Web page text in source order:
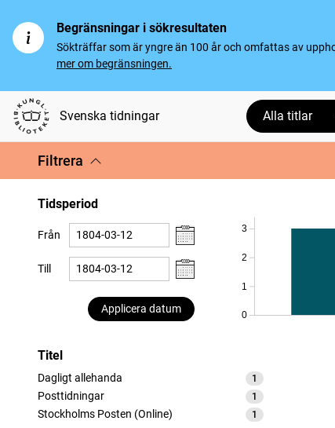
Begränsningar i sökresultaten
Sökträffar som är yngre än 100 år och omfattas av
mer om begränsningen.
Svenska tidningar Alla titlar
Filtrera
Tidsperiod
Från
Till
Applicera datum
0
1
2
3
Titel
Dagligt allehanda 1
träffar
Posttidningar
1
träffar
Stockholms Posten (Online)
1
träffar